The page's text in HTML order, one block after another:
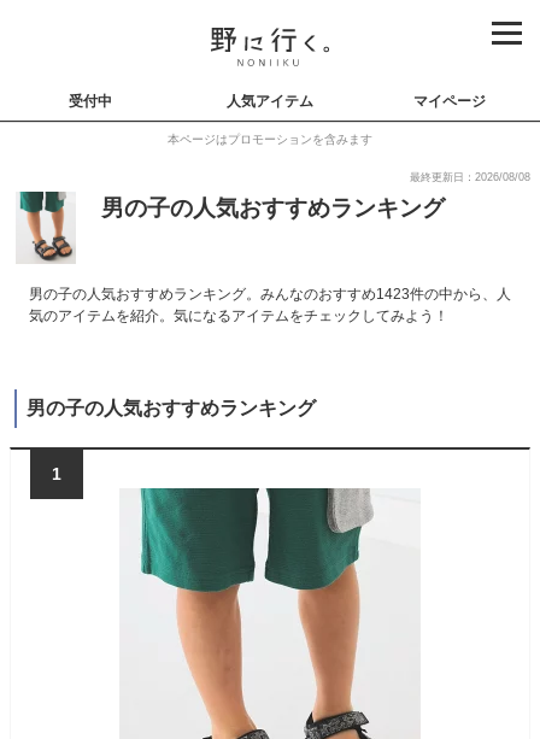
受付中 人気アイテム マイページ
本ページはプロモーションを含みます
最終更新日：2026/08/08
男の子の人気おすすめランキング
男の子の人気おすすめランキング。みんなのおすすめ1423件の中から、人
気のアイテムを紹介。気になるアイテムをチェックしてみよう！
男の子の人気おすすめランキング
1